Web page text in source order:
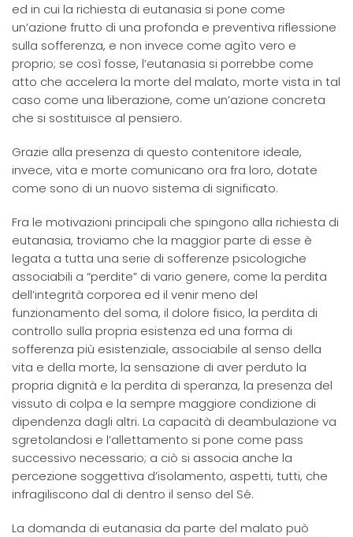
ed in cui la richiesta di eutanasia si pone come
un’azione frutto di una profonda e preventiva riflessione
sulla sofferenza, e non invece come agìto vero e
proprio; se così fosse, l’eutanasia si porrebbe come
atto che accelera la morte del malato, morte vista in tal
caso come una liberazione, come un’azione concreta
che si sostituisce al pensiero.
Grazie alla presenza di questo contenitore ideale,
invece, vita e morte comunicano ora fra loro, dotate
come sono di un nuovo sistema di significato.
Fra le motivazioni principali che spingono alla richiesta di
eutanasia, troviamo che la maggior parte di esse è
legata a tutta una serie di sofferenze psicologiche
associabili a “perdite” di vario genere, come la perdita
dell’integrità corporea ed il venir meno del
funzionamento del soma, il dolore fisico, la perdita di
controllo sulla propria esistenza ed una forma di
sofferenza più esistenziale, associabile al senso della
vita e della morte, la sensazione di aver perduto la
propria dignità e la perdita di speranza, la presenza del
vissuto di colpa e la sempre maggiore condizione di
dipendenza dagli altri. La capacità di deambulazione va
sgretolandosi e l’allettamento si pone come pass
successivo necessario; a ciò si associa anche la
percezione soggettiva d’isolamento, aspetti, tutti, che
infragiliscono dal di dentro il senso del Sé.
La domanda di eutanasia da parte del malato può